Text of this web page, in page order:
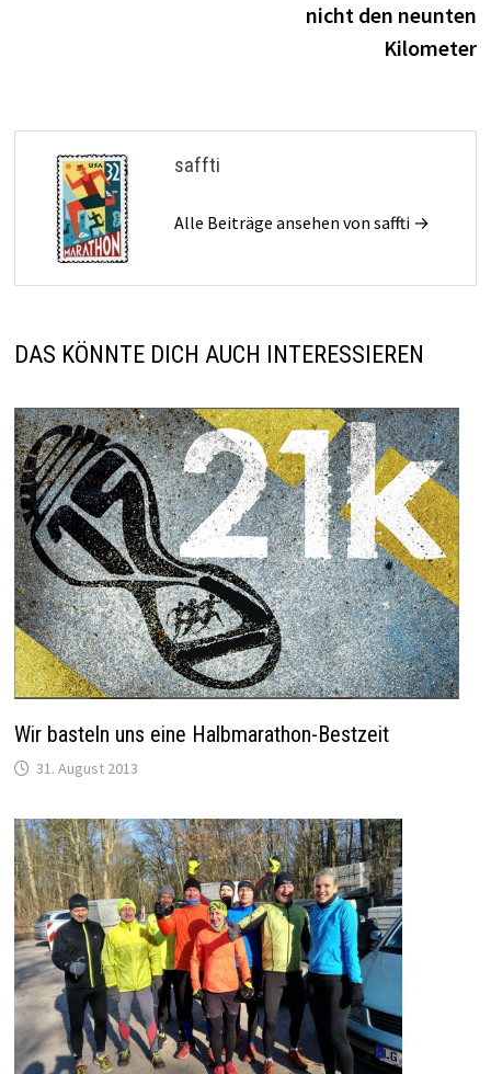
nicht den neunten
Kilometer
saffti
Alle Beiträge ansehen von saffti →
DAS KÖNNTE DICH AUCH INTERESSIEREN
Wir basteln uns eine Halbmarathon-Bestzeit
31. August 2013